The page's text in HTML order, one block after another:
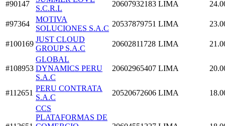
#90147
S.C.R.L
20607932183 LIMA
#97364
MOTIVA
SOLUCIONES S.A.C
20537879751 LIMA
#100169
JUST CLOUD
GROUP S.A.C
20602811728 LIMA
#108953
GLOBAL
DYNAMICS PERU
S.A.C
20602965407 LIMA
#112651
PERU CONTRATA
S.A.C
20520672606 LIMA
CCS
PLATAFORMAS DE